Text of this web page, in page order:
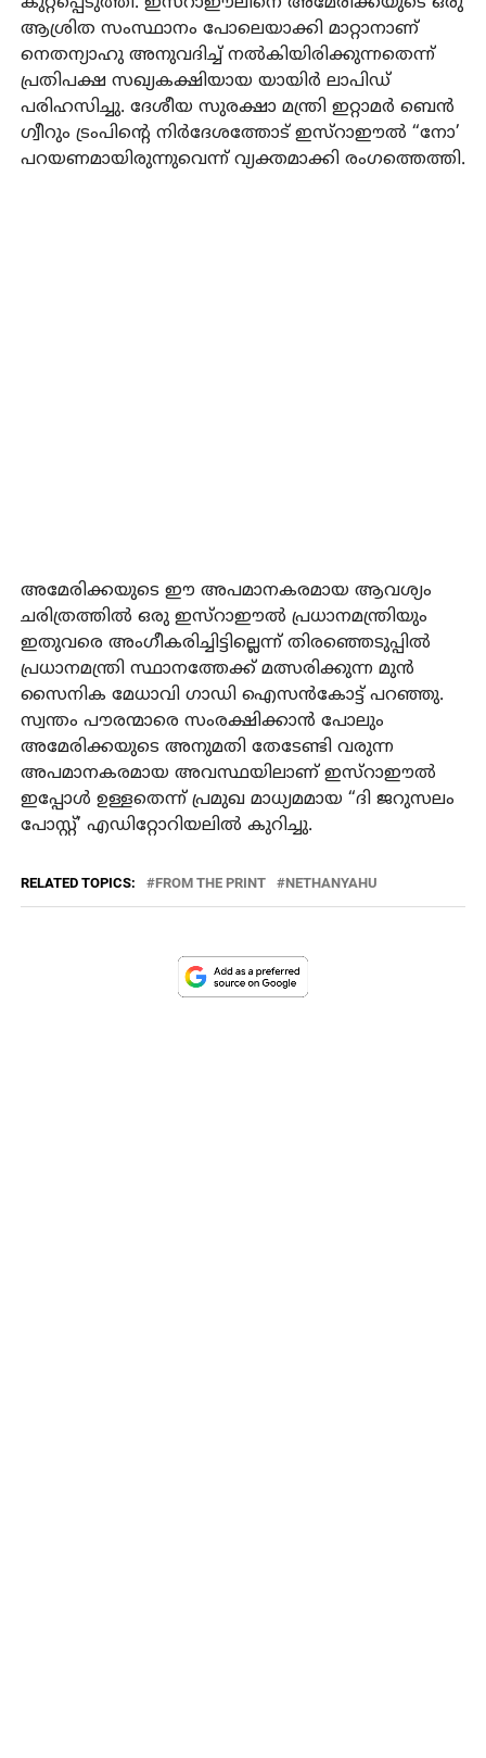
ആശ്രിത സംസ്ഥാനം പോലെയാക്കി മാറ്റാനാണ്
നെതന്യാഹു അനുവദിച്ച് നൽകിയിരിക്കുന്നതെന്ന്
പ്രതിപക്ഷ സഖ്യകക്ഷിയായ യായിർ ലാപിഡ്
പരിഹസിച്ചു. ദേശീയ സുരക്ഷാ മന്ത്രി ഇറ്റാമർ ബെൻ
ഗ്വീറും ട്രംപിന്റെ നിർദേശത്തോട് ഇസ്‌റാഈൽ “നോ’
പറയണമായിരുന്നുവെന്ന് വ്യക്തമാക്കി രംഗത്തെത്തി.
അമേരിക്കയുടെ ഈ അപമാനകരമായ ആവശ്യം
ചരിത്രത്തിൽ ഒരു ഇസ്‌റാഈൽ പ്രധാനമന്ത്രിയും
ഇതുവരെ അംഗീകരിച്ചിട്ടില്ലെന്ന് തിരഞ്ഞെടുപ്പിൽ
പ്രധാനമന്ത്രി സ്ഥാനത്തേക്ക് മത്സരിക്കുന്ന മുൻ
സൈനിക മേധാവി ഗാഡി ഐസൻകോട്ട് പറഞ്ഞു.
സ്വന്തം പൗരന്മാരെ സംരക്ഷിക്കാൻ പോലും
അമേരിക്കയുടെ അനുമതി തേടേണ്ടി വരുന്ന
അപമാനകരമായ അവസ്ഥയിലാണ് ഇസ്‌റാഈൽ
ഇപ്പോൾ ഉള്ളതെന്ന് പ്രമുഖ മാധ്യമമായ “ദി ജറുസലം
പോസ്റ്റ്’ എഡിറ്റോറിയലിൽ കുറിച്ചു.
RELATED TOPICS: FROM THE PRINT NETHANYAHU